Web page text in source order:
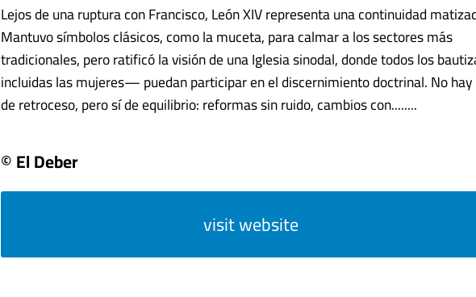
Lejos de una ruptura con Francisco, León XIV representa una continuidad
Mantuvo símbolos clásicos, como la muceta, para calmar a los sectores más
tradicionales, pero ratificó la visión de una Iglesia sinodal, donde todos los
incluidas las mujeres— puedan participar en el discernimiento doctrinal. No
de retroceso, pero sí de equilibrio: reformas sin ruido, cambios con........
© El Deber
visit website